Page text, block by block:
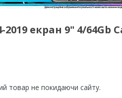
екран 9" 4/64Gb
товар не покидаючи сайту.